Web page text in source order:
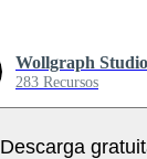
Wollgraph Studio
283 Recursos
Descarga